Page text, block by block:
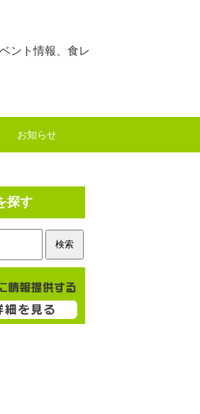
ント情報、食レ
お知らせ
探す